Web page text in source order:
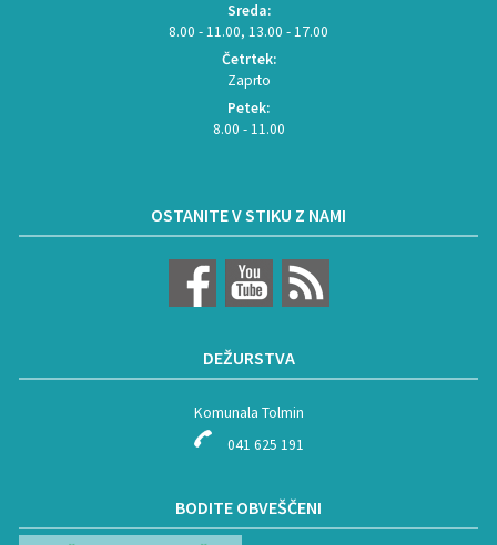
Sreda:
8.00 - 11.00, 13.00 - 17.00
Četrtek:
Zaprto
Petek:
8.00 - 11.00
OSTANITE V STIKU Z NAMI
DEŽURSTVA
Komunala Tolmin
041 625 191
BODITE OBVEŠČENI